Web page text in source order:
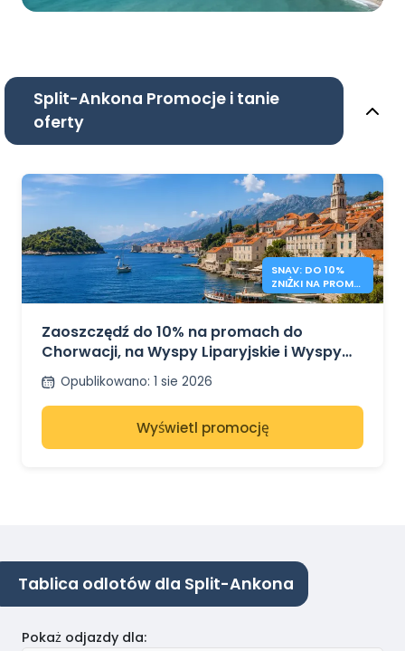
Split-Ankona Promocje i tanie
oferty
SNAV: DO 10%
ZNIŻKI NA PROMY
DO CHORWACJI I
Zaoszczędź do 10% na promach do
Chorwacji, na Wyspy Liparyjskie i Wyspy
Poncjańskie z SNAV
Opublikowano: 1 sie 2026
Wyświetl promocję
Tablica odlotów dla Split-Ankona
Pokaż odjazdy dla: